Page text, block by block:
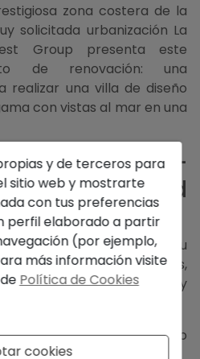
zona costera de la
solicitada urbanización La
Group presenta este
de renovación: una
realizar una villa de diseño
con vistas al mar en una
& La Fustera –
exclusividad
Costa es conocida por su
cristalina y cerros verdes,
residencial tranquilo y
lugares más queridos dentro
y de terceros para
sitio web y mostrarte
con tus preferencias
perfil elaborado a partir
(por ejemplo,
más información visite
Política de Cookies
cookies